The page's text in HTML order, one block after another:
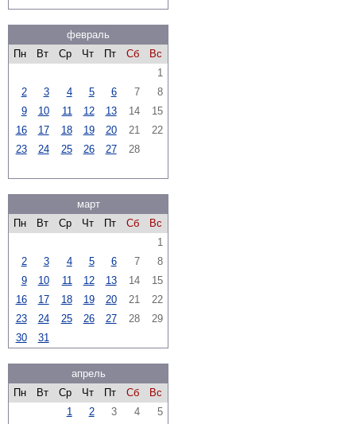
февраль
Пн
Вт Ср Чт Пт Сб
Вс
1
2
3 4 5 6 7
8
9
10 11 12 13 14
15
16
17 18 19 20 21
22
23
24 25 26 27 28
март
Пн
Вт Ср Чт Пт Сб
Вс
1
2
3 4 5 6 7
8
9
10 11 12 13 14
15
16
17 18 19 20 21
22
23
24 25 26 27 28
29
30
31
апрель
Пн
Вт Ср Чт Пт Сб
Вс
1
2 3 4
5